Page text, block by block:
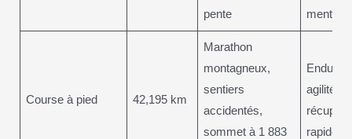
pente
mental
Course à pied 42,195 km
Marathon
montagneux,
sentiers
accidentés,
sommet à 1 883
agilité,
rapide